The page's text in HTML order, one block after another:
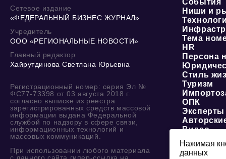
Сетевое издание
«ФЕДЕРАЛЬНЫЙ БИЗНЕС ЖУРНАЛ»
Учредитель
ООО «РЕГИОНАЛЬНЫЕ НОВОСТИ»
Главный редактор
Хайрутдинова Светлана Юрьевна
Регистрационный номер: серия Эл №
ФС77-73398 от 03 августа 2018 г.
согласно выписке из реестра
зарегистрированных средств массовой
информации выдана Федеральной
службой по надзору в сфере связи,
информационных технологий и
массовых коммуникаций.
При использовании любого материала
События
Ниши и
Тема
HR
Персона
Стиль
Туризм
ОПК
Эксперты
Видео
О журнале
Нажимая
данных